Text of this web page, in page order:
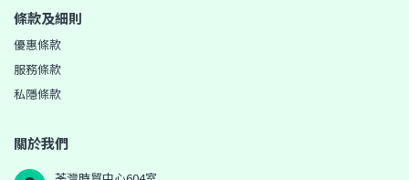
條款及細則
優惠條款
服務條款
私隱條款
關於我們